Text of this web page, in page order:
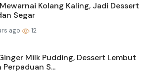
Kolang Kaling, Jadi Dessert
Segar
ago 12
Milk Pudding, Dessert Lembut
S...